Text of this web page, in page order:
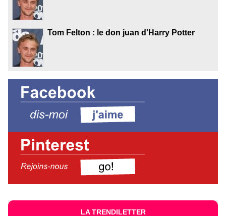
Tom Felton : le don juan d'Harry Potter
LA TRENDILETTER